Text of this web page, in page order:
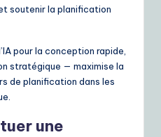
soutenir la planification
pour la conception rapide,
stratégique — maximise la
de planification dans les
une